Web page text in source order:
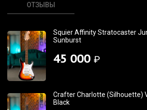
ОТЗЫВЫ
Squier Affinity Stratocaster
Sunburst
45 000 ₽
Crafter Charlotte (Silhouette)
Black